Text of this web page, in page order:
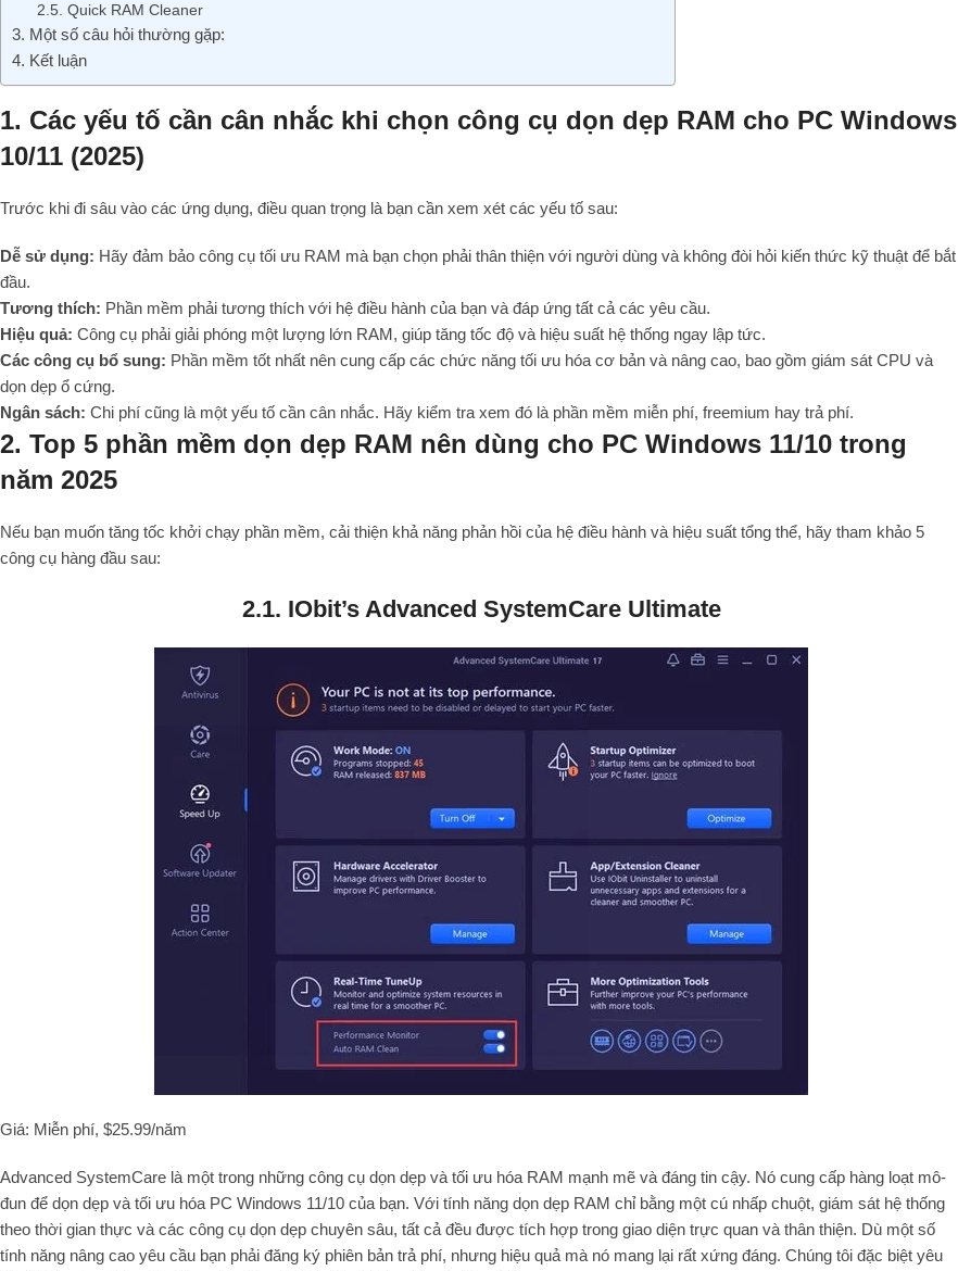
2.5. Quick RAM Cleaner
3. Một số câu hỏi thường gặp:
4. Kết luận
1. Các yếu tố cần cân nhắc khi chọn công cụ dọn dẹp RAM cho PC Windows
10/11 (2025)
Trước khi đi sâu vào các ứng dụng, điều quan trọng là bạn cần xem xét các yếu tố sau:
Dễ sử dụng: Hãy đảm bảo công cụ tối ưu RAM mà bạn chọn phải thân thiện với người dùng và không đòi hỏi kiến thức kỹ thuật để bắt
đầu.
Tương thích: Phần mềm phải tương thích với hệ điều hành của bạn và đáp ứng tất cả các yêu cầu.
Hiệu quả: Công cụ phải giải phóng một lượng lớn RAM, giúp tăng tốc độ và hiệu suất hệ thống ngay lập tức.
Các công cụ bổ sung: Phần mềm tốt nhất nên cung cấp các chức năng tối ưu hóa cơ bản và nâng cao, bao gồm giám sát CPU và
dọn dẹp ổ cứng.
Ngân sách: Chi phí cũng là một yếu tố cần cân nhắc. Hãy kiểm tra xem đó là phần mềm miễn phí, freemium hay trả phí.
2. Top 5 phần mềm dọn dẹp RAM nên dùng cho PC Windows 11/10 trong
năm 2025
Nếu bạn muốn tăng tốc khởi chạy phần mềm, cải thiện khả năng phản hồi của hệ điều hành và hiệu suất tổng thể, hãy tham khảo 5
công cụ hàng đầu sau:
2.1. IObit’s Advanced SystemCare Ultimate
Giá: Miễn phí, $25.99/năm
Advanced SystemCare là một trong những công cụ dọn dẹp và tối ưu hóa RAM mạnh mẽ và đáng tin cậy. Nó cung cấp hàng loạt mô-
đun để dọn dẹp và tối ưu hóa PC Windows 11/10 của bạn. Với tính năng dọn dẹp RAM chỉ bằng một cú nhấp chuột, giám sát hệ thống
theo thời gian thực và các công cụ dọn dẹp chuyên sâu, tất cả đều được tích hợp trong giao diện trực quan và thân thiện. Dù một số
tính năng nâng cao yêu cầu bạn phải đăng ký phiên bản trả phí, nhưng hiệu quả mà nó mang lại rất xứng đáng. Chúng tôi đặc biệt yêu